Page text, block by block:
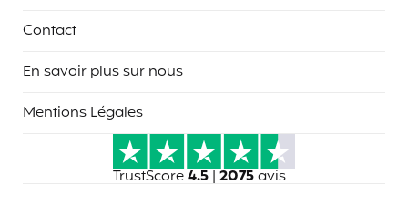
Contact
En savoir plus sur nous
Mentions Légales
TrustScore4.5 | 2075avis